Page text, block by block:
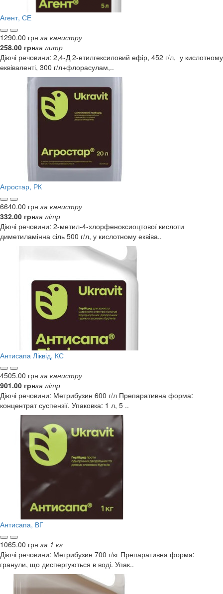
Агент, СЕ
1290.00 грн за канистру
258.00 грнза литр
Діючі речовини: 2,4-Д 2-етилгексиловий ефір, 452 г/л, у кислотному
еквіваленті, 300 г/л+флорасулам,..
Агростар, РК
6640.00 грн за канистру
332.00 грнза літр
Діючі речовини: 2-метил-4-хлорфеноксиоцтової кислоти
диметиламінна сіль 500 г/л, у кислотному еквіва..
Антисапа Ліквід, КС
4505.00 грн за канистру
901.00 грнза літр
Діючі речовини: Метрибузин 600 г/л Препаративна форма:
концентрат суспензії. Упаковка: 1 л, 5 ..
Антисапа, ВГ
1065.00 грн за 1 кг
Діючі речовини: Метрибузин 700 г/кг Препаративна форма:
гранули, що диспергуються в воді. Упак..